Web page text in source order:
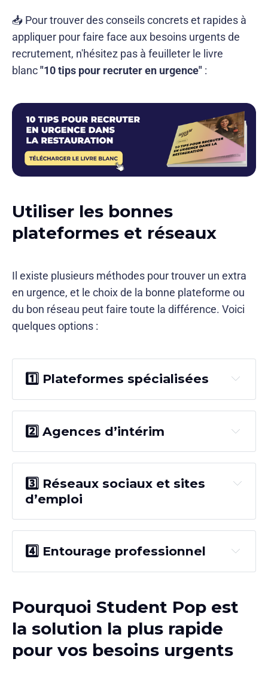
📥 Pour trouver des conseils concrets et rapides à
appliquer pour faire face aux besoins urgents de
recrutement, n'hésitez pas à feuilleter le livre
blanc"10 tips pour recruter en urgence" :
Utiliser les bonnes
plateformes et réseaux
Il existe plusieurs méthodes pour trouver un extra
en urgence, et le choix de la bonne plateforme ou
du bon réseau peut faire toute la différence. Voici
quelques options :
1️⃣ Plateformes spécialisées
2️⃣ Agences d’intérim
coûteux
3️⃣ Réseaux sociaux et sites
d’emploi
4️⃣ Entourage professionnel
acquis réels
Pourquoi Student Pop est
la solution la plus rapide
pour vos besoins urgents